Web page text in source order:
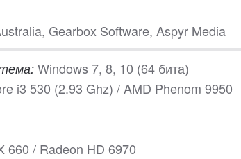
Gearbox Software, Aspyr Media
Windows 7, 8, 10 (64 бита)
i3 530 (2.93 Ghz) / AMD Phenom 9950
660 / Radeon HD 6970